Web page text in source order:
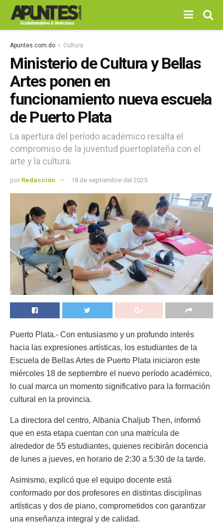
Apuntes.com.do Cultura
Ministerio de Cultura y Bellas
Artes ponen en
funcionamiento nueva escuela
de Puerto Plata
La apertura del período académico resalta el
compromiso de la juventud puertoplateña con el
arte y la cultura.
por Redacción 18 de septiembre del 2025
Puerto Plata.- Con entusiasmo y un profundo interés
hacia las expresiones artísticas, los estudiantes de la
Escuela de Bellas Artes de Puerto Plata iniciaron este
miércoles 18 de septiembre el nuevo período académico,
lo cual marca un momento significativo para la formación
cultural en la provincia.
La directora del centro, Albania Chaljub Then, informó
que en esta etapa cuentan con una matrícula de
alrededor de 55 estudiantes, quienes recibirán docencia
de lunes a jueves, en horario de 2:30 a 5:30 de la tarde.
Asimismo, explicó que el equipo docente está
conformado por dos profesores en distintas disciplinas
artísticas y dos de piano, comprometidos con garantizar
una enseñanza integral y de calidad.